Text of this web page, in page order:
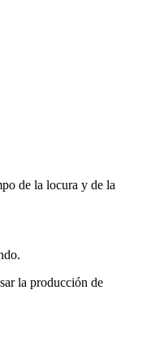
de la locura y de la
la producción de